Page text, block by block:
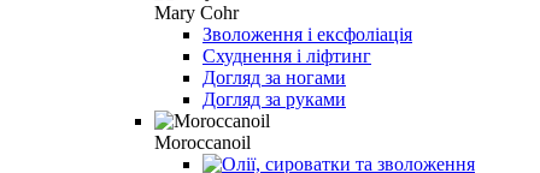
Mary Cohr
Зволоження і ексфоліація
Схуднення і ліфтинг
Догляд за ногами
Догляд за руками
Moroccanoil